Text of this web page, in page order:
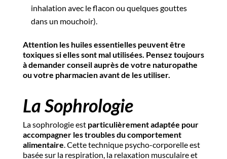
inhalation avec le flacon ou quelques gouttes
dans un mouchoir).
Attention les huiles essentielles peuvent être
toxiques si elles sont mal utilisées. Pensez toujours
à demander conseil auprès de votre naturopathe
ou votre pharmacien avant de les utiliser.
La Sophrologie
La sophrologie est particulièrement adaptée pour
accompagner les troubles du comportement
alimentaire. Cette technique psycho-corporelle est
basée sur la respiration, la relaxation musculaire et